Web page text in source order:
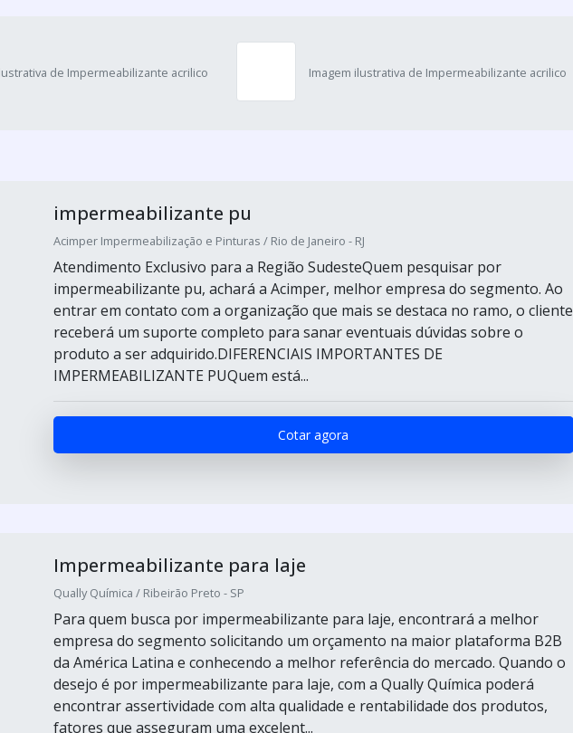
de Impermeabilizante acrilico Imagem ilustrativa de Impermeabilizante acrilico
impermeabilizante pu
Acimper Impermeabilização e Pinturas / Rio de Janeiro - RJ
Atendimento Exclusivo para a Região SudesteQuem pesquisar por
impermeabilizante pu, achará a Acimper, melhor empresa do segmento. Ao
entrar em contato com a organização que mais se destaca no ramo, o cliente
receberá um suporte completo para sanar eventuais dúvidas sobre o
produto a ser adquirido.DIFERENCIAIS IMPORTANTES DE
IMPERMEABILIZANTE PUQuem está...
Cotar agora
Impermeabilizante para laje
Qually Química / Ribeirão Preto - SP
Para quem busca por impermeabilizante para laje, encontrará a melhor
empresa do segmento solicitando um orçamento na maior plataforma B2B
da América Latina e conhecendo a melhor referência do mercado. Quando o
desejo é por impermeabilizante para laje, com a Qually Química poderá
encontrar assertividade com alta qualidade e rentabilidade dos produtos,
fatores que asseguram uma excelent...